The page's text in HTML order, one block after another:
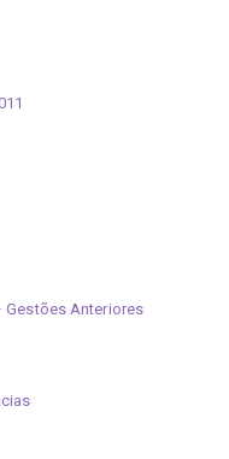
Gestões Anteriores